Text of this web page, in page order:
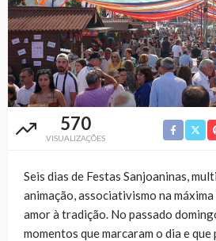
570
VISUALIZAÇÕES
Seis dias de Festas Sanjoaninas,
animação, associativismo na
amor à tradição. No passado
momentos que marcaram o dia e